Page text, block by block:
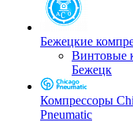
Бежецкие
Винтовые
Бежецк
Компрессоры
Pneumatic